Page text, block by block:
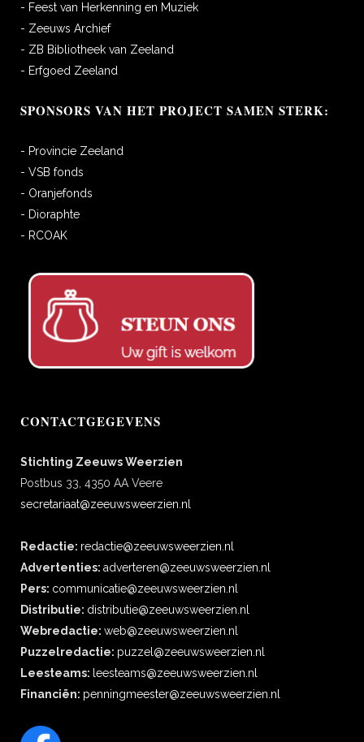
- Feest van Herkenning en Muziek
- Zeeuws Archief
- ZB Bibliotheek van Zeeland
- Erfgoed Zeeland
SPONSORS VAN HET PROJECT SAMEN STERK:
- Provincie Zeeland
- VSB fonds
- Oranjefonds
- Dioraphte
- RCOAK
CONTACTGEGEVENS
Stichting Zeeuws Weerzien
Postbus 33, 4350 AA Veere
secretariaat@zeeuwsweerzien.nl
Redactie: redactie@zeeuwsweerzien.nl
Advertenties: adverteren@zeeuwsweerzien.nl
Pers: communicatie@zeeuwsweerzien.nl
Distributie: distributie@zeeuwsweerzien.nl
Webredactie: web@zeeuwsweerzien.nl
Puzzelredactie: puzzel@zeeuwsweerzien.nl
Leesteams: leesteams@zeeuwsweerzien.nl
Financiën: penningmeester@zeeuwsweerzien.nl